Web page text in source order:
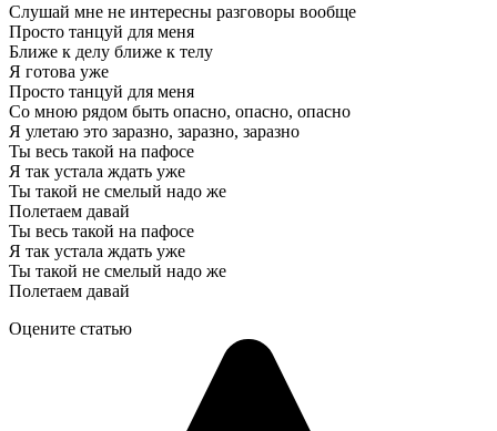
Слушай мне не интересны разговоры вообще
Просто танцуй для меня
Ближе к делу ближе к телу
Я готова уже
Просто танцуй для меня
Со мною рядом быть опасно, опасно, опасно
Я улетаю это заразно, заразно, заразно
Ты весь такой на пафосе
Я так устала ждать уже
Ты такой не смелый надо же
Полетаем давай
Ты весь такой на пафосе
Я так устала ждать уже
Ты такой не смелый надо же
Полетаем давай
Оцените статью